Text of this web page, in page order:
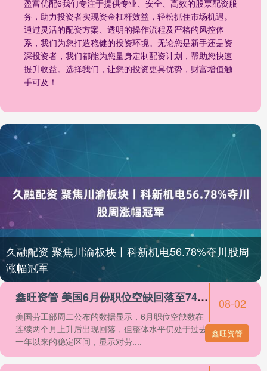
盈富优配6我们专注于提供专业、安全、高效的股票配资服
务，助力投资者实现资金杠杆效益，轻松抓住市场机遇。
通过灵活的配资方案、透明的操作流程及严格的风控体
系，我们为您打造稳健的投资环境。无论您是新手还是资
深投资者，我们都能为您量身定制配资计划，帮助您快速
提升收益。选择我们，让您的投资更具优势，财富增值触
手可及！
久融配资 聚焦川渝板块丨科新机电56.78%夺川股周
涨幅冠军
鑫旺资管 美国6月份职位空缺回落至744万
美国劳工部周二公布的数据显示，6月职位空缺数在
连续两个月上升后出现回落，但整体水平仍处于过去
一年以来的稳定区间，显示对劳....
08-02
鑫旺资管